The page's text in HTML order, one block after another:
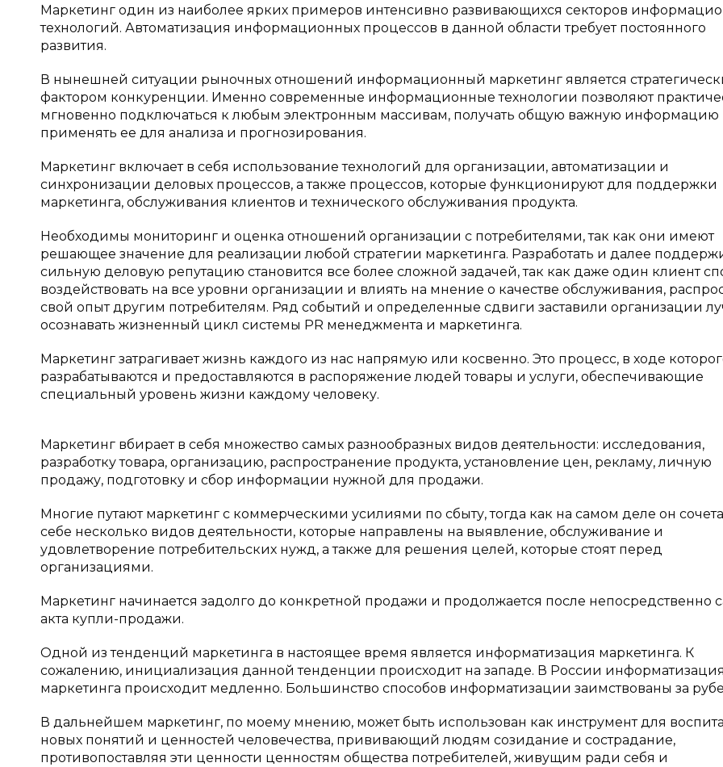
Маркетинг один из наиболее ярких примеров интенсивно развивающихся секторов
технологий. Автоматизация информационных процессов в данной области требует постоянного
развития.
В нынешней ситуации рыночных отношений информационный маркетинг является
фактором конкуренции. Именно современные информационные технологии позволяют
мгновенно подключаться к любым электронным массивам, получать общую важную информацию
применять ее для анализа и прогнозирования.
Маркетинг включает в себя использование технологий для организации, автоматизации и
синхронизации деловых процессов, а также процессов, которые функционируют для поддержки
маркетинга, обслуживания клиентов и технического обслуживания продукта.
Необходимы мониторинг и оценка отношений организации с потребителями, так как они имеют
решающее значение для реализации любой стратегии маркетинга. Разработать и далее
сильную деловую репутацию становится все более сложной задачей, так как даже один клиент
воздействовать на все уровни организации и влиять на мнение о качестве обслуживания,
свой опыт другим потребителям. Ряд событий и определенные сдвиги заставили организации
осознавать жизненный цикл системы PR менеджмента и маркетинга.
Маркетинг затрагивает жизнь каждого из нас напрямую или косвенно. Это процесс, в ходе
разрабатываются и предоставляются в распоряжение людей товары и услуги, обеспечивающие
специальный уровень жизни каждому человеку.
Маркетинг вбирает в себя множество самых разнообразных видов деятельности: исследования,
разработку товара, организацию, распространение продукта, установление цен, рекламу, личную
продажу, подготовку и сбор информации нужной для продажи.
Многие путают маркетинг с коммерческими усилиями по сбыту, тогда как на самом деле он
себе несколько видов деятельности, которые направлены на выявление, обслуживание и
удовлетворение потребительских нужд, а также для решения целей, которые стоят перед
организациями.
Маркетинг начинается задолго до конкретной продажи и продолжается после непосредственно
акта купли-продажи.
Одной из тенденций маркетинга в настоящее время является информатизация маркетинга. К
сожалению, инициализация данной тенденции происходит на западе. В России информатизация
маркетинга происходит медленно. Большинство способов информатизации заимствованы за
В дальнейшем маркетинг, по моему мнению, может быть использован как инструмент для
новых понятий и ценностей человечества, прививающий людям созидание и сострадание,
противопоставляя эти ценности ценностям общества потребителей, живущим ради себя и